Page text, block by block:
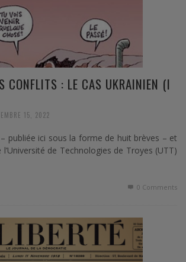
CONFLITS : LE CAS UKRAINIEN (I
15, 2022
publiée ici sous la forme de huit brèves – et
de Technologies de Troyes (UTT)
0 Comments